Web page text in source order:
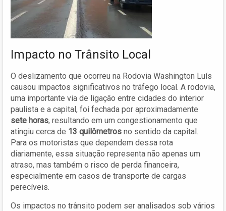
Impacto no Trânsito Local
O deslizamento que ocorreu na Rodovia Washington Luís
causou impactos significativos no tráfego local. A rodovia,
uma importante via de ligação entre cidades do interior
paulista e a capital, foi fechada por aproximadamente
sete horas, resultando em um congestionamento que
atingiu cerca de 13 quilômetros no sentido da capital.
Para os motoristas que dependem dessa rota
diariamente, essa situação representa não apenas um
atraso, mas também o risco de perda financeira,
especialmente em casos de transporte de cargas
perecíveis.
Os impactos no trânsito podem ser analisados sob vários